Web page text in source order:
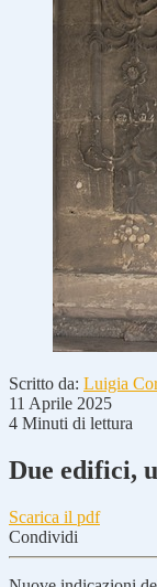
Scritto da: Luigia
11 Aprile 2025
4 Minuti di lettura
Due edifici,
Scarica il pdf
Condividi